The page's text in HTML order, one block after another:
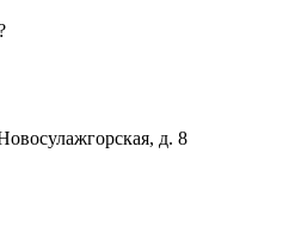
д. 8